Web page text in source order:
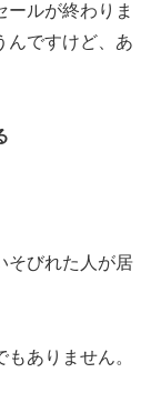
ールが終わりま
んですけど、あ
そびれた人が居
ありません。